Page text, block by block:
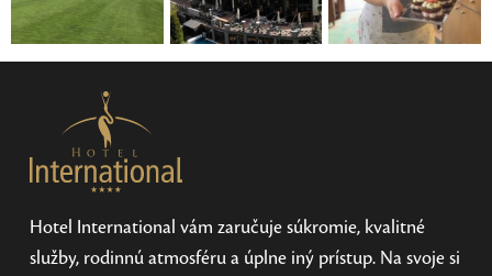
Hotel International vám zaručuje súkromie, kvalitné
služby, rodinnú atmosféru a úplne iný prístup. Na svoje si